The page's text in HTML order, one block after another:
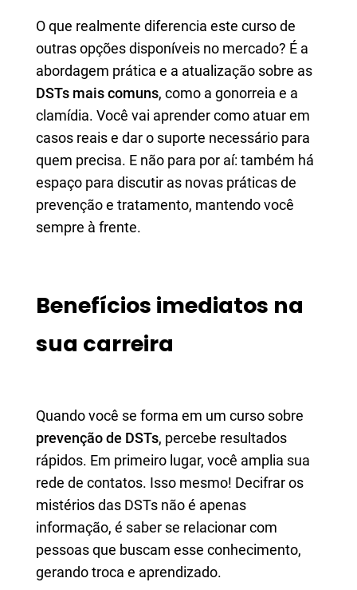
O que realmente diferencia este curso de
outras opções disponíveis no mercado? É a
abordagem prática e a atualização sobre as
DSTs mais comuns, como a gonorreia e a
clamídia. Você vai aprender como atuar em
casos reais e dar o suporte necessário para
quem precisa. E não para por aí: também há
espaço para discutir as novas práticas de
prevenção e tratamento, mantendo você
sempre à frente.
Benefícios imediatos na
sua carreira
Quando você se forma em um curso sobre
prevenção de DSTs, percebe resultados
rápidos. Em primeiro lugar, você amplia sua
rede de contatos. Isso mesmo! Decifrar os
mistérios das DSTs não é apenas
informação, é saber se relacionar com
pessoas que buscam esse conhecimento,
gerando troca e aprendizado.